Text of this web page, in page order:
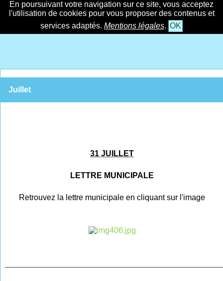
En poursuivant votre navigation sur ce site, vous acceptez
l'utilisation de cookies pour vous proposer des contenus et
services adaptés. Mentions légales. OK
Juillet
31 JUILLET
LETTRE MUNICIPALE
Retrouvez la lettre municipale en cliquant sur l'image